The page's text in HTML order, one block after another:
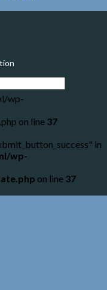
wp-
on line 37
in
wp-
on line 37